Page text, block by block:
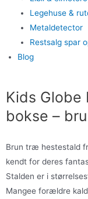
Legehuse &
Metaldetector
Restsalg spar
Blog
Kids Globe
bokse –
Brun træ hestestald
kendt for deres
Stalden er i
Mangee forældre